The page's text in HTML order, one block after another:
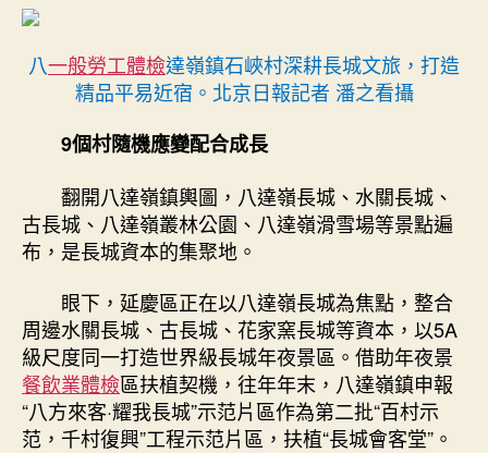
八一般勞工體檢達嶺鎮石峽村深耕長城文旅，打造
精品平易近宿。北京日報記者 潘之看攝
9個村隨機應變配合成長
翻開八達嶺鎮輿圖，八達嶺長城、水關長城、
古長城、八達嶺叢林公園、八達嶺滑雪場等景點遍
布，是長城資本的集聚地。
眼下，延慶區正在以八達嶺長城為焦點，整合
周邊水關長城、古長城、花家窯長城等資本，以5A
級尺度同一打造世界級長城年夜景區。借助年夜景
餐飲業體檢區扶植契機，往年年末，八達嶺鎮申報
“八方來客·耀我長城”示范片區作為第二批“百村示
范，千村復興”工程示范片區，扶植“長城會客堂”。